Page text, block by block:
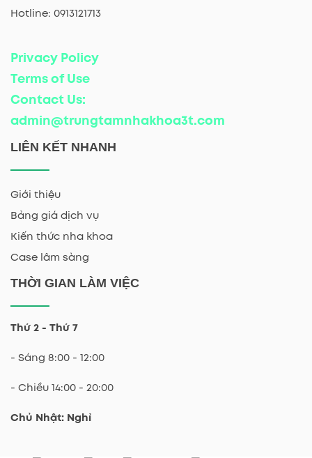
Hotline: 0913121713
Privacy Policy
Terms of Use
Contact Us:
admin@trungtamnhakhoa3t.com
LIÊN KẾT NHANH
Giới thiệu
Bảng giá dịch vụ
Kiến thức nha khoa
Case lâm sàng
THỜI GIAN LÀM VIỆC
Thứ 2 - Thứ 7
- Sáng 8:00 - 12:00
- Chiều 14:00 - 20:00
Chủ Nhật: Nghỉ